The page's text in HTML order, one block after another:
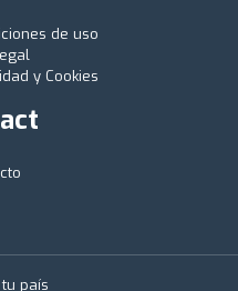
de uso
y Cookies
país